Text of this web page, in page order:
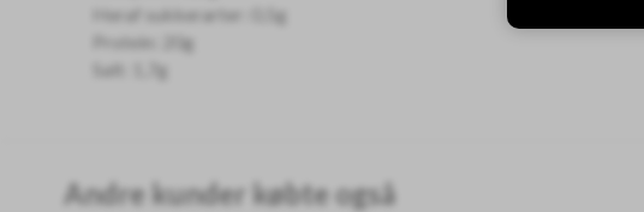
Heraf sukkerarter: 0,5g
Protein: 20g
Salt: 1,7g
Andre kunder købte også